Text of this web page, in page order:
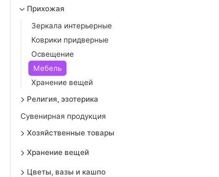
Прихожая
Зеркала интерьерные
Коврики придверные
Освещение
Мебель
Хранение вещей
Религия, эзотерика
Сувенирная продукция
Хозяйственные товары
Хранение вещей
Цветы, вазы и кашпо